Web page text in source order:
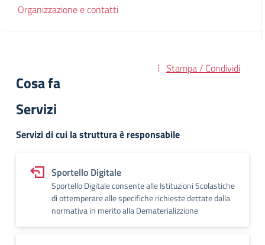
Organizzazione e contatti
Stampa / Condividi
Cosa fa
Servizi
Servizi di cui la struttura è responsabile
Sportello Digitale
Sportello Digitale consente alle Istituzioni Scolastiche
di ottemperare alle specifiche richieste dettate dalla
normativa in merito alla Dematerializzione